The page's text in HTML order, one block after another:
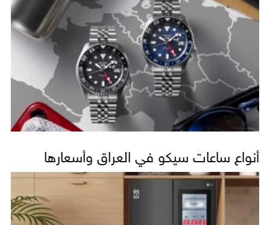
أنواع ساعات سيكو في العراق وأسعارها